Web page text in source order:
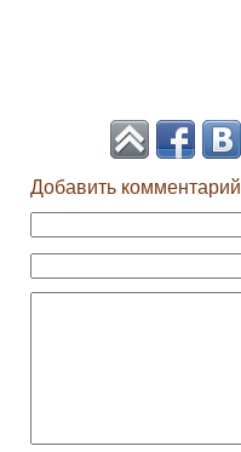
Добавить комментарий